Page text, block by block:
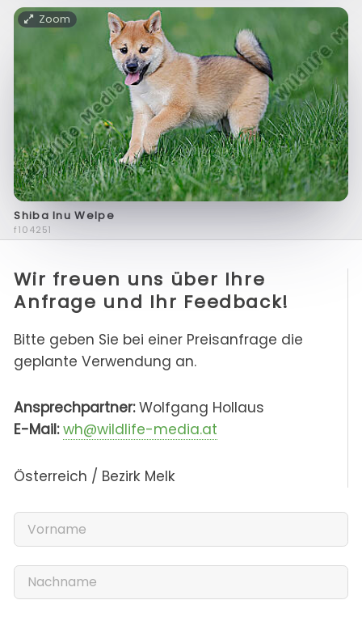
Zoom
Shiba Inu Welpe
f104251
Wir freuen uns über Ihre
Anfrage und Ihr Feedback!
Bitte geben Sie bei einer Preisanfrage die
geplante Verwendung an.
Ansprechpartner:Wolfgang Hollaus
E-Mail: wh@wildlife-media.at
Österreich / Bezirk Melk